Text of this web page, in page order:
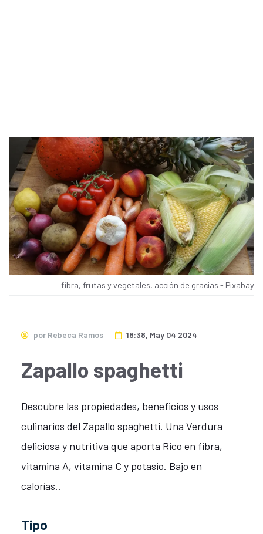
fibra, frutas y vegetales, acción de gracias - Pixabay
por Rebeca Ramos 18:38, May 04 2024
Zapallo spaghetti
Descubre las propiedades, beneficios y usos
culinarios del Zapallo spaghetti. Una Verdura
deliciosa y nutritiva que aporta Rico en fibra,
vitamina A, vitamina C y potasio. Bajo en
calorías..
Tipo